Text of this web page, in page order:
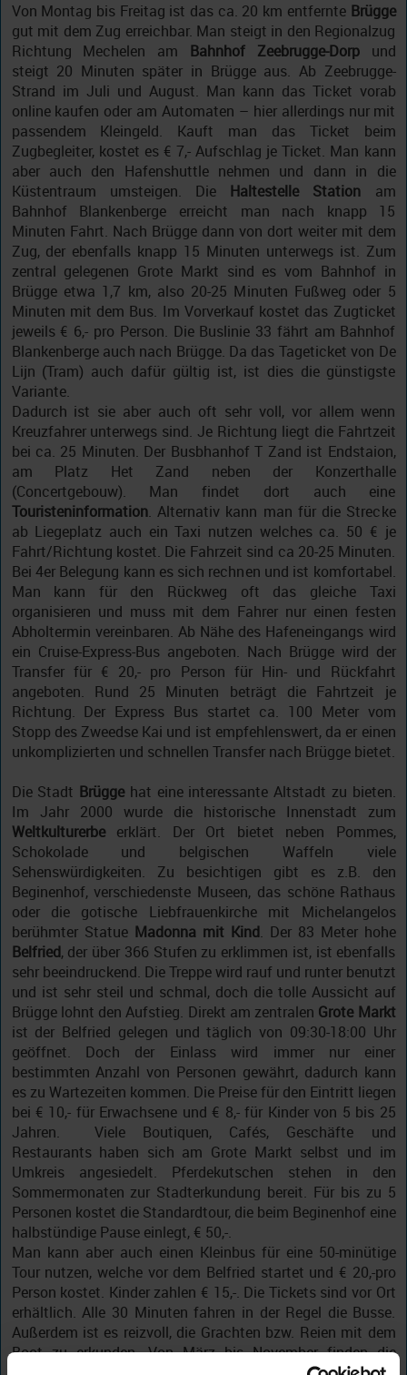
Von Montag bis Freitag ist das ca. 20 km entfernte Brügge
gut mit dem Zug erreichbar. Man steigt in den Regionalzug
Richtung Mechelen am Bahnhof Zeebrugge-Dorpund
steigt 20 Minuten später in Brügge aus. Ab Zeebrugge-
Strand im Juli und August. Man kann das Ticket vorab
online kaufen oder am Automaten – hier allerdings nur mit
passendem Kleingeld. Kauft man das Ticket beim
Zugbegleiter, kostet es € 7,- Aufschlag je Ticket. Man kann
aber auch den Hafenshuttle nehmen und dann in die
Küstentraum umsteigen. DieHaltestelle Station am
Bahnhof Blankenberge erreicht man nach knapp 15
Minuten Fahrt. Nach Brügge dann von dort weiter mit dem
Zug, der ebenfalls knapp 15 Minuten unterwegs ist. Zum
zentral gelegenen Grote Markt sind es vom Bahnhof in
Brügge etwa 1,7 km, also 20-25 Minuten Fußweg oder 5
Minuten mit dem Bus. Im Vorverkauf kostet das Zugticket
jeweils € 6,- pro Person. Die Buslinie 33 fährt am Bahnhof
Blankenberge auch nach Brügge. Da das Tageticket von De
Lijn (Tram) auch dafür gültig ist, ist dies die günstigste
Variante.
Dadurch ist sie aber auch oft sehr voll, vor allem wenn
Kreuzfahrer unterwegs sind. Je Richtung liegt die Fahrtzeit
bei ca. 25 Minuten. Der Busbhanhof T Zand ist Endstaion,
am Platz Het Zand neben der Konzerthalle
(Concertgebouw). Man findet dort auch eine
Touristeninformation. Alternativ kann man für die Strecke
ab Liegeplatz auch ein Taxi nutzen welches ca. 50 € je
Fahrt/Richtung kostet. Die Fahrzeit sind ca 20-25 Minuten.
Bei 4er Belegung kann es sich rechnen und ist komfortabel.
Man kann für den Rückweg oft das gleiche Taxi
organisieren und muss mit dem Fahrer nur einen festen
Abholtermin vereinbaren. Ab Nähe des Hafeneingangs wird
ein Cruise-Express-Bus angeboten. Nach Brügge wird der
Transfer für € 20,- pro Person für Hin- und Rückfahrt
angeboten. Rund 25 Minuten beträgt die Fahrtzeit je
Richtung. Der Express Bus startet ca. 100 Meter vom
Stopp des Zweedse Kai und ist empfehlenswert, da er einen
unkomplizierten und schnellen Transfer nach Brügge bietet.
Die Stadt Brügge hat eine interessante Altstadt zu bieten.
Im Jahr 2000 wurde die historische Innenstadt zum
Weltkulturerbe erklärt. Der Ort bietet neben Pommes,
Schokolade und belgischen Waffeln viele
Sehenswürdigkeiten. Zu besichtigen gibt es z.B. den
Beginenhof, verschiedenste Museen, das schöne Rathaus
oder die gotische Liebfrauenkirche mit Michelangelos
berühmter Statue Madonna mit Kind. Der 83 Meter hohe
Belfried, der über 366 Stufen zu erklimmen ist, ist ebenfalls
sehr beeindruckend. Die Treppe wird rauf und runter benutzt
und ist sehr steil und schmal, doch die tolle Aussicht auf
Brügge lohnt den Aufstieg. Direkt am zentralen Grote Markt
ist der Belfried gelegen und täglich von 09:30-18:00 Uhr
geöffnet. Doch der Einlass wird immer nur einer
bestimmten Anzahl von Personen gewährt, dadurch kann
es zu Wartezeiten kommen. Die Preise für den Eintritt liegen
bei € 10,- für Erwachsene und € 8,- für Kinder von 5 bis 25
Jahren. Viele Boutiquen, Cafés, Geschäfte und
Restaurants haben sich am Grote Markt selbst und im
Umkreis angesiedelt. Pferdekutschen stehen in den
Sommermonaten zur Stadterkundung bereit. Für bis zu 5
Personen kostet die Standardtour, die beim Beginenhof eine
halbstündige Pause einlegt, € 50,-.
Man kann aber auch einen Kleinbus für eine 50-minütige
Tour nutzen, welche vor dem Belfried startet und € 20,-pro
Person kostet. Kinder zahlen € 15,-. Die Tickets sind vor Ort
erhältlich. Alle 30 Minuten fahren in der Regel die Busse.
Außerdem ist es reizvoll, die Grachten bzw. Reien mit dem
Boot zu erkunden. Von März bis November finden die